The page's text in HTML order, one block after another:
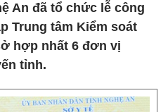
An đã tổ chức lễ công
Trung tâm Kiểm soát
hợp nhất 6 đơn vị
tỉnh.